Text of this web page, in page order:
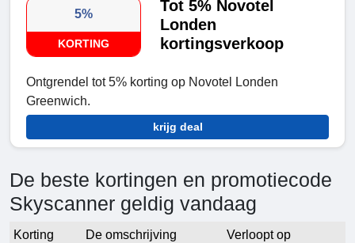
5%
KORTING
Tot 5% Novotel
Londen
kortingsverkoop
Ontgrendel tot 5% korting op Novotel Londen
Greenwich.
krijg deal
De beste kortingen en promotiecode
Skyscanner geldig vandaag
Korting De omschrijving
Verloopt op